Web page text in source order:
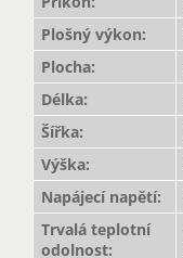
Plošný výkon:
Plocha:
Délka:
Šířka:
Výška:
Napájecí napětí:
Trvalá teplotní
odolnost: